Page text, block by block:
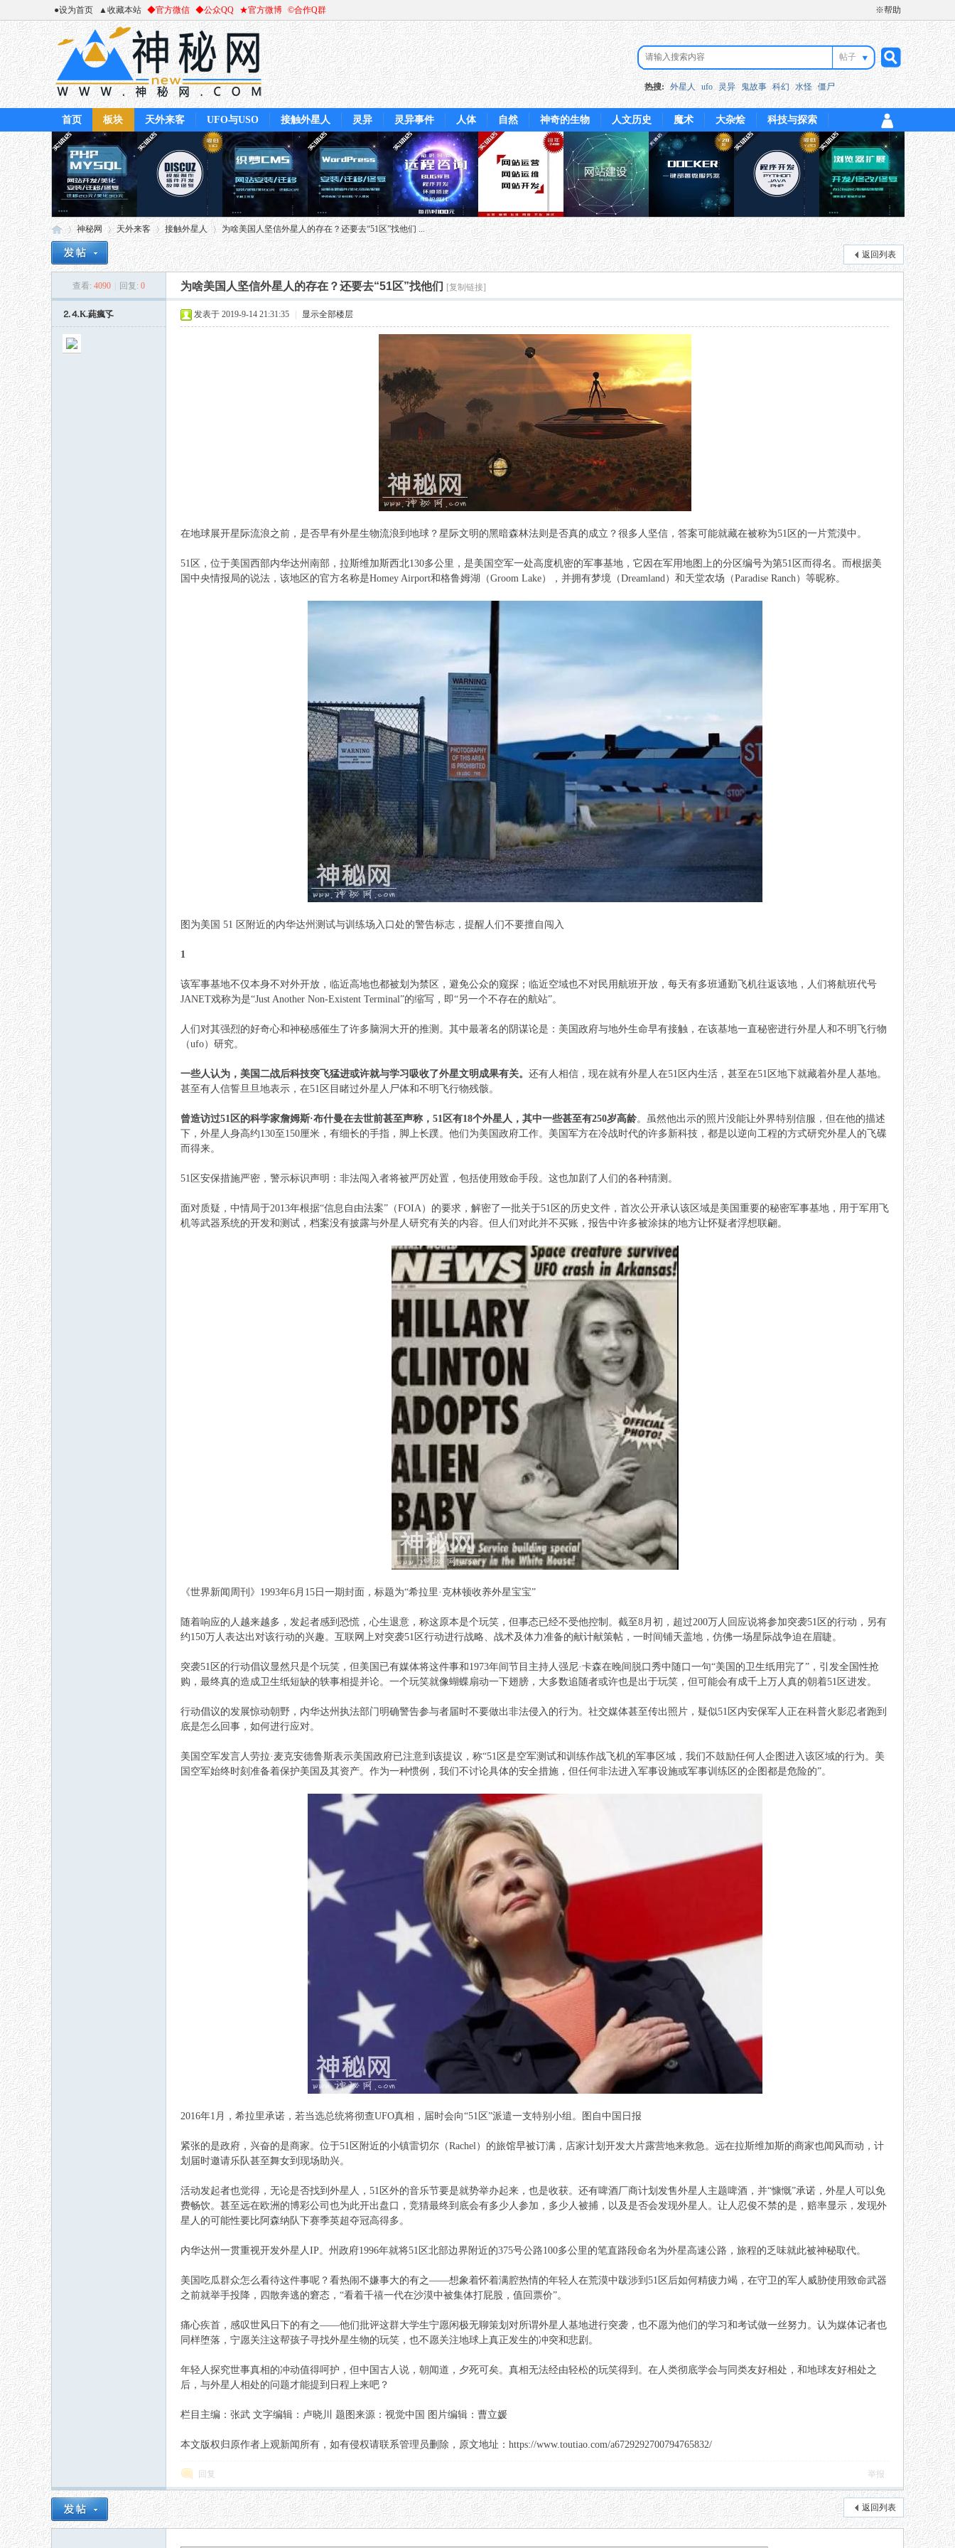
●设为首页 ▲收藏本站 ◆官方微信 ◆公众QQ ★官方微博 ©合作Q群 ※帮助
帖子
搜
索
热搜: 外星人 ufo 灵异 鬼故事 科幻 水怪 僵尸
首页 板块 天外来客 UFO与USO 接触外星人 灵异 灵异事件 人体 自然 神奇的生物 人文历史 魔术 大杂烩 科技与探索
神秘网
›
天外来客 接触外星人
›
为啥美国人坚信外星人的存在？还要去“51区”找他们 ...
返回列表
查看: 4090 回复: 0 为啥美国人坚信外星人的存在？还要去“51区”找他们 [复制链接]
⒉⒋K.蒓瘋孓 发表于 2019-9-14 21:31:35 显示全部楼层
在地球展开星际流浪之前，是否早有外星生物流浪到地球？星际文明的黑暗森林法则是否真的成立？很多人坚信，答案可能就藏在被称为51区的一片荒漠中。
51区，位于美国西部内华达州南部，拉斯维加斯西北130多公里，是美国空军一处高度机密的军事基地，它因在军用地图上的分区编号为第51区而得名。而根据美
国中央情报局的说法，该地区的官方名称是Homey Airport和格鲁姆湖（Groom Lake），并拥有梦境（Dreamland）和天堂农场（Paradise Ranch）等昵称。
图为美国 51 区附近的内华达州测试与训练场入口处的警告标志，提醒人们不要擅自闯入
1
该军事基地不仅本身不对外开放，临近高地也都被划为禁区，避免公众的窥探；临近空域也不对民用航班开放，每天有多班通勤飞机往返该地，人们将航班代号
JANET戏称为是“Just Another Non-Existent Terminal”的缩写，即“另一个不存在的航站”。
人们对其强烈的好奇心和神秘感催生了许多脑洞大开的推测。其中最著名的阴谋论是：美国政府与地外生命早有接触，在该基地一直秘密进行外星人和不明飞行物
（ufo）研究。
一些人认为，美国二战后科技突飞猛进或许就与学习吸收了外星文明成果有关。 还有人相信，现在就有外星人在51区内生活，甚至在51区地下就藏着外星人基地。
甚至有人信誓旦旦地表示，在51区目睹过外星人尸体和不明飞行物残骸。
曾造访过51区的科学家詹姆斯·布什曼在去世前甚至声称，51区有18个外星人，其中一些甚至有250岁高龄。虽然他出示的照片没能让外界特别信服，但在他的描述
下，外星人身高约130至150厘米，有细长的手指，脚上长蹼。他们为美国政府工作。美国军方在冷战时代的许多新科技，都是以逆向工程的方式研究外星人的 飞碟
而得来。
51区安保措施严密，警示标识声明：非法闯入者将被严厉处置，包括使用致命手段。这也加剧了人们的各种猜测。
面对质疑，中情局于2013年根据“信息自由法案”（FOIA）的要求，解密了一批关于51区的历史文件，首次公开承认该区域是美国重要的秘密军事基地，用于军用飞
机等武器系统的开发和测试，档案没有披露与外星人研究有关的内容。但人们对此并不买账，报告中许多被涂抹的地方让怀疑者浮想联翩。
《世界新闻周刊》1993年6月15日一期封面，标题为“希拉里·克林顿收养外星宝宝”
随着响应的人越来越多，发起者感到恐慌，心生退意，称这原本是个玩笑，但事态已经不受他控制。截至8月初，超过200万人回应说将参加突袭51区的行动，另有
约150万人表达出对该行动的兴趣。互联网上对突袭51区行动进行战略、战术及体力准备的献计献策帖，一时间铺天盖地，仿佛一场星际战争迫在眉睫。
突袭51区的行动倡议显然只是个玩笑，但美国已有媒体将这件事和1973年间节目主持人强尼·卡森在晚间脱口秀中随口一句“美国的卫生纸用完了”，引发全国性抢
购，最终真的造成卫生纸短缺的轶事相提并论。一个玩笑就像蝴蝶扇动一下翅膀，大多数追随者或许也是出于玩笑，但可能会有成千上万人真的朝着51区进发。
行动倡议的发展惊动朝野，内华达州执法部门明确警告参与者届时不要做出非法侵入的行为。社交媒体甚至传出照片，疑似51区内安保军人正在科普火影忍者跑到
底是怎么回事，如何进行应对。
美国空军发言人劳拉·麦克安德鲁斯表示美国政府已注意到该提议，称“51区是空军测试和训练作战飞机的军事区域，我们不鼓励任何人企图进入该区域的行为。美
国空军始终时刻准备着保护美国及其资产。作为一种惯例，我们不讨论具体的安全措施，但任何非法进入军事设施或军事训练区的企图都是危险的”。
2016年1月，希拉里承诺，若当选总统将彻查UFO真相，届时会向“51区”派遣一支特别小组。图自中国日报
紧张的是政府，兴奋的是商家。位于51区附近的小镇雷切尔（Rachel）的旅馆早被订满，店家计划开发大片露营地来救急。远在拉斯维加斯的商家也闻风而动，计
划届时邀请乐队甚至舞女到现场助兴。
活动发起者也觉得，无论是否找到外星人，51区外的音乐节要是就势举办起来，也是收获。还有啤酒厂商计划发售外星人主题啤酒，并“慷慨”承诺，外星人可以免
费畅饮。甚至远在欧洲的博彩公司也为此开出盘口，竞猜最终到底会有多少人参加，多少人被捕，以及是否会发现外星人。让人忍俊不禁的是，赔率显示，发现外
星人的可能性要比阿森纳队下赛季英超夺冠高得多。
内华达州一贯重视开发外星人IP。州政府1996年就将51区北部边界附近的375号公路100多公里的笔直路段命名为外星高速公路，旅程的乏味就此被神秘取代。
美国吃瓜群众怎么看待这件事呢？看热闹不嫌事大的有之——想象着怀着满腔热情的年轻人在荒漠中跋涉到51区后如何精疲力竭，在守卫的军人威胁使用致命武器
之前就举手投降，四散奔逃的窘态，“看着千禧一代在沙漠中被集体打屁股，值回票价”。
痛心疾首，感叹世风日下的有之——他们批评这群大学生宁愿闲极无聊策划对所谓外星人基地进行突袭，也不愿为他们的学习和考试做一丝努力。认为媒体记者也
同样堕落，宁愿关注这帮孩子寻找外星生物的玩笑，也不愿关注地球上真正发生的冲突和悲剧。
年轻人探究世事真相的冲动值得呵护，但中国古人说，朝闻道，夕死可矣。真相无法经由轻松的玩笑得到。在人类彻底学会与同类友好相处，和地球友好相处之
后，与外星人相处的问题才能提到日程上来吧？
栏目主编：张武 文字编辑：卢晓川 题图来源：视觉中国 图片编辑：曹立媛
本文版权归原作者上观新闻所有，如有侵权请联系管理员删除，原文地址：https://www.toutiao.com/a6729292700794765832/
回复 举报
返回列表